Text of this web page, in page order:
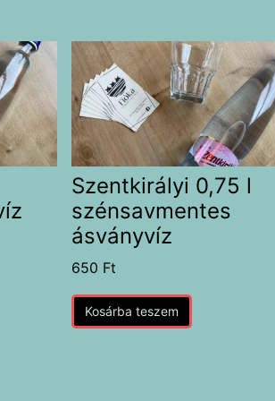
Szentkirályi 0,75 l
szénsavmentes
ásványvíz
650 Ft
Kosárba teszem